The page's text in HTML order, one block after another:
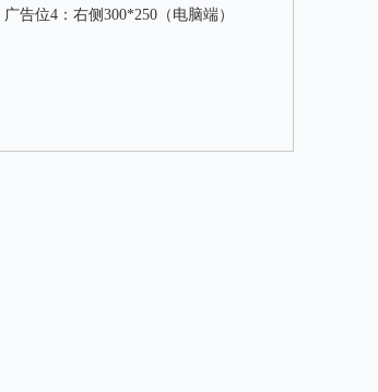
广告位4：右侧300*250（电脑端）